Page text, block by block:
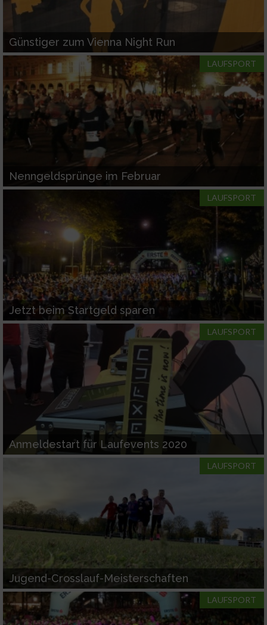
Günstiger zum Vienna Night Run
LAUFSPORT
Nenngeldsprünge im Februar
LAUFSPORT
Jetzt beim Startgeld sparen
LAUFSPORT
Anmeldestart für Laufevents 2020
LAUFSPORT
Jugend-Crosslauf-Meisterschaften
LAUFSPORT